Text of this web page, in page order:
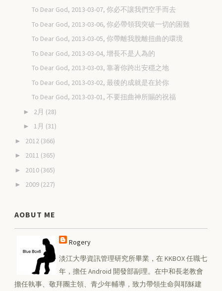
To Dear God, 2013-03-07, 你必不讓我們空手而去
To Dear God, 2013-03-06, 你必帶領我突破一切的困難
To Dear God, 2013-03-05, 你帶離我脫離扭曲的環境
To Dear God, 2013-03-04, 增長不是人為的
To Dear God, 2013-03-03, 靠著你跨出安穩之地
To Dear God, 2013-03-02, 最後的成就是在於你
To Dear God, 2013-03-01, 不要扭曲神所賜的祝福
► 2月 (28)
► 1月 (31)
► 2012 (366)
► 2011 (365)
► 2010 (365)
► 2009 (227)
AOBUT ME
Rogery
淡江大學資訊管理研究所畢業，在 KKBOX 任職七
年，擔任 Android 開發部副理。在中和長老教會
擔任執事、敬拜團主領、青少年輔導，致力帶領生命與耶穌建